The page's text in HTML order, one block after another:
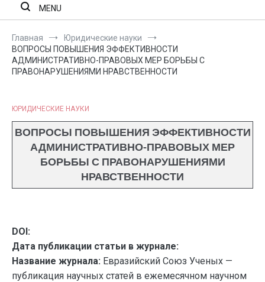
MENU
Главная
Юридические науки
ВОПРОСЫ ПОВЫШЕНИЯ ЭФФЕКТИВНОСТИ
АДМИНИСТРАТИВНО-ПРАВОВЫХ МЕР БОРЬБЫ С
ПРАВОНАРУШЕНИЯМИ НРАВСТВЕННОСТИ
ЮРИДИЧЕСКИЕ НАУКИ
ВОПРОСЫ ПОВЫШЕНИЯ ЭФФЕКТИВНОСТИ
АДМИНИСТРАТИВНО-ПРАВОВЫХ МЕР
БОРЬБЫ С ПРАВОНАРУШЕНИЯМИ
НРАВСТВЕННОСТИ
DOI:
Дата публикации статьи в журнале:
Название журнала: Евразийский Союз Ученых —
публикация научных статей в ежемесячном научном